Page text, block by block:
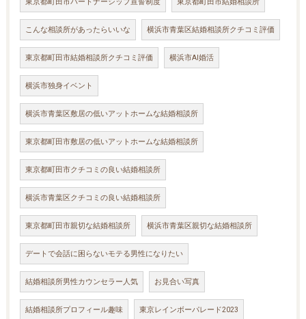
こんな相談所があったらいいな 横浜市青葉区結婚相談所クチコミ評価
東京都町田市結婚相談所クチコミ評価 横浜市AI婚活
横浜市独身イベント
横浜市青葉区敷居の低いアットホームな結婚相談所
東京都町田市敷居の低いアットホームな結婚相談所
東京都町田市クチコミの良い結婚相談所
横浜市青葉区クチコミの良い結婚相談所
東京都町田市親切な結婚相談所 横浜市青葉区親切な結婚相談所
デートで会話に困らないモテる男性になりたい
結婚相談所男性カウンセラー人気 お見合い写真
結婚相談所プロフィール趣味 東京レインボーパレード2023